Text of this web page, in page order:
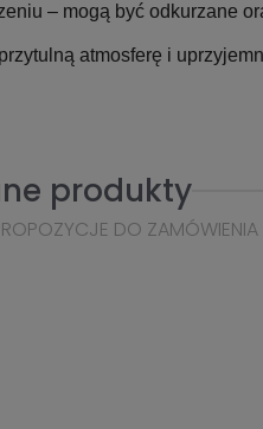
– mogą być odkurzane
atmosferę i
produkty
DO ZAMÓWIENIA